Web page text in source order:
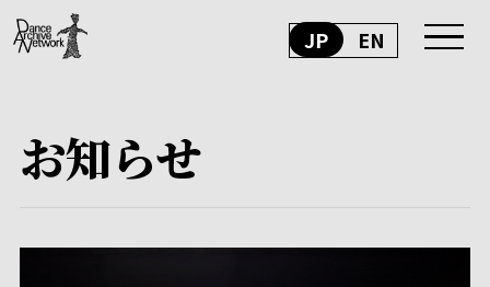
JP EN
お知らせ